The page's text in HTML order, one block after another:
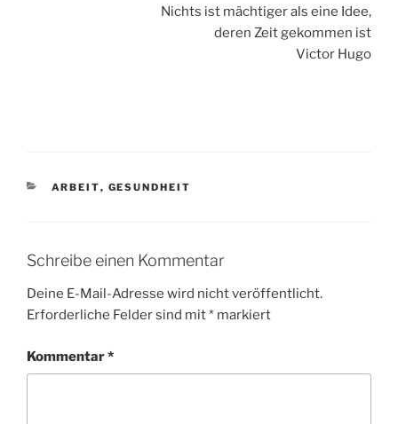
Nichts ist mächtiger als eine Idee,
deren Zeit gekommen ist
Victor Hugo
KATEGORIEN
ARBEIT, GESUNDHEIT
Schreibe einen Kommentar
Deine E-Mail-Adresse wird nicht veröffentlicht.
Erforderliche Felder sind mit* markiert
Kommentar*